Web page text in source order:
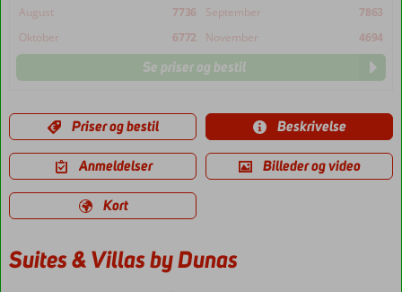
August 7736 September
7863
Oktober
6772 November 4694
Se priser og bestil
Priser og bestil Beskrivelse
Anmeldelser Billeder og video
Kort
Suites & Villas by Dunas